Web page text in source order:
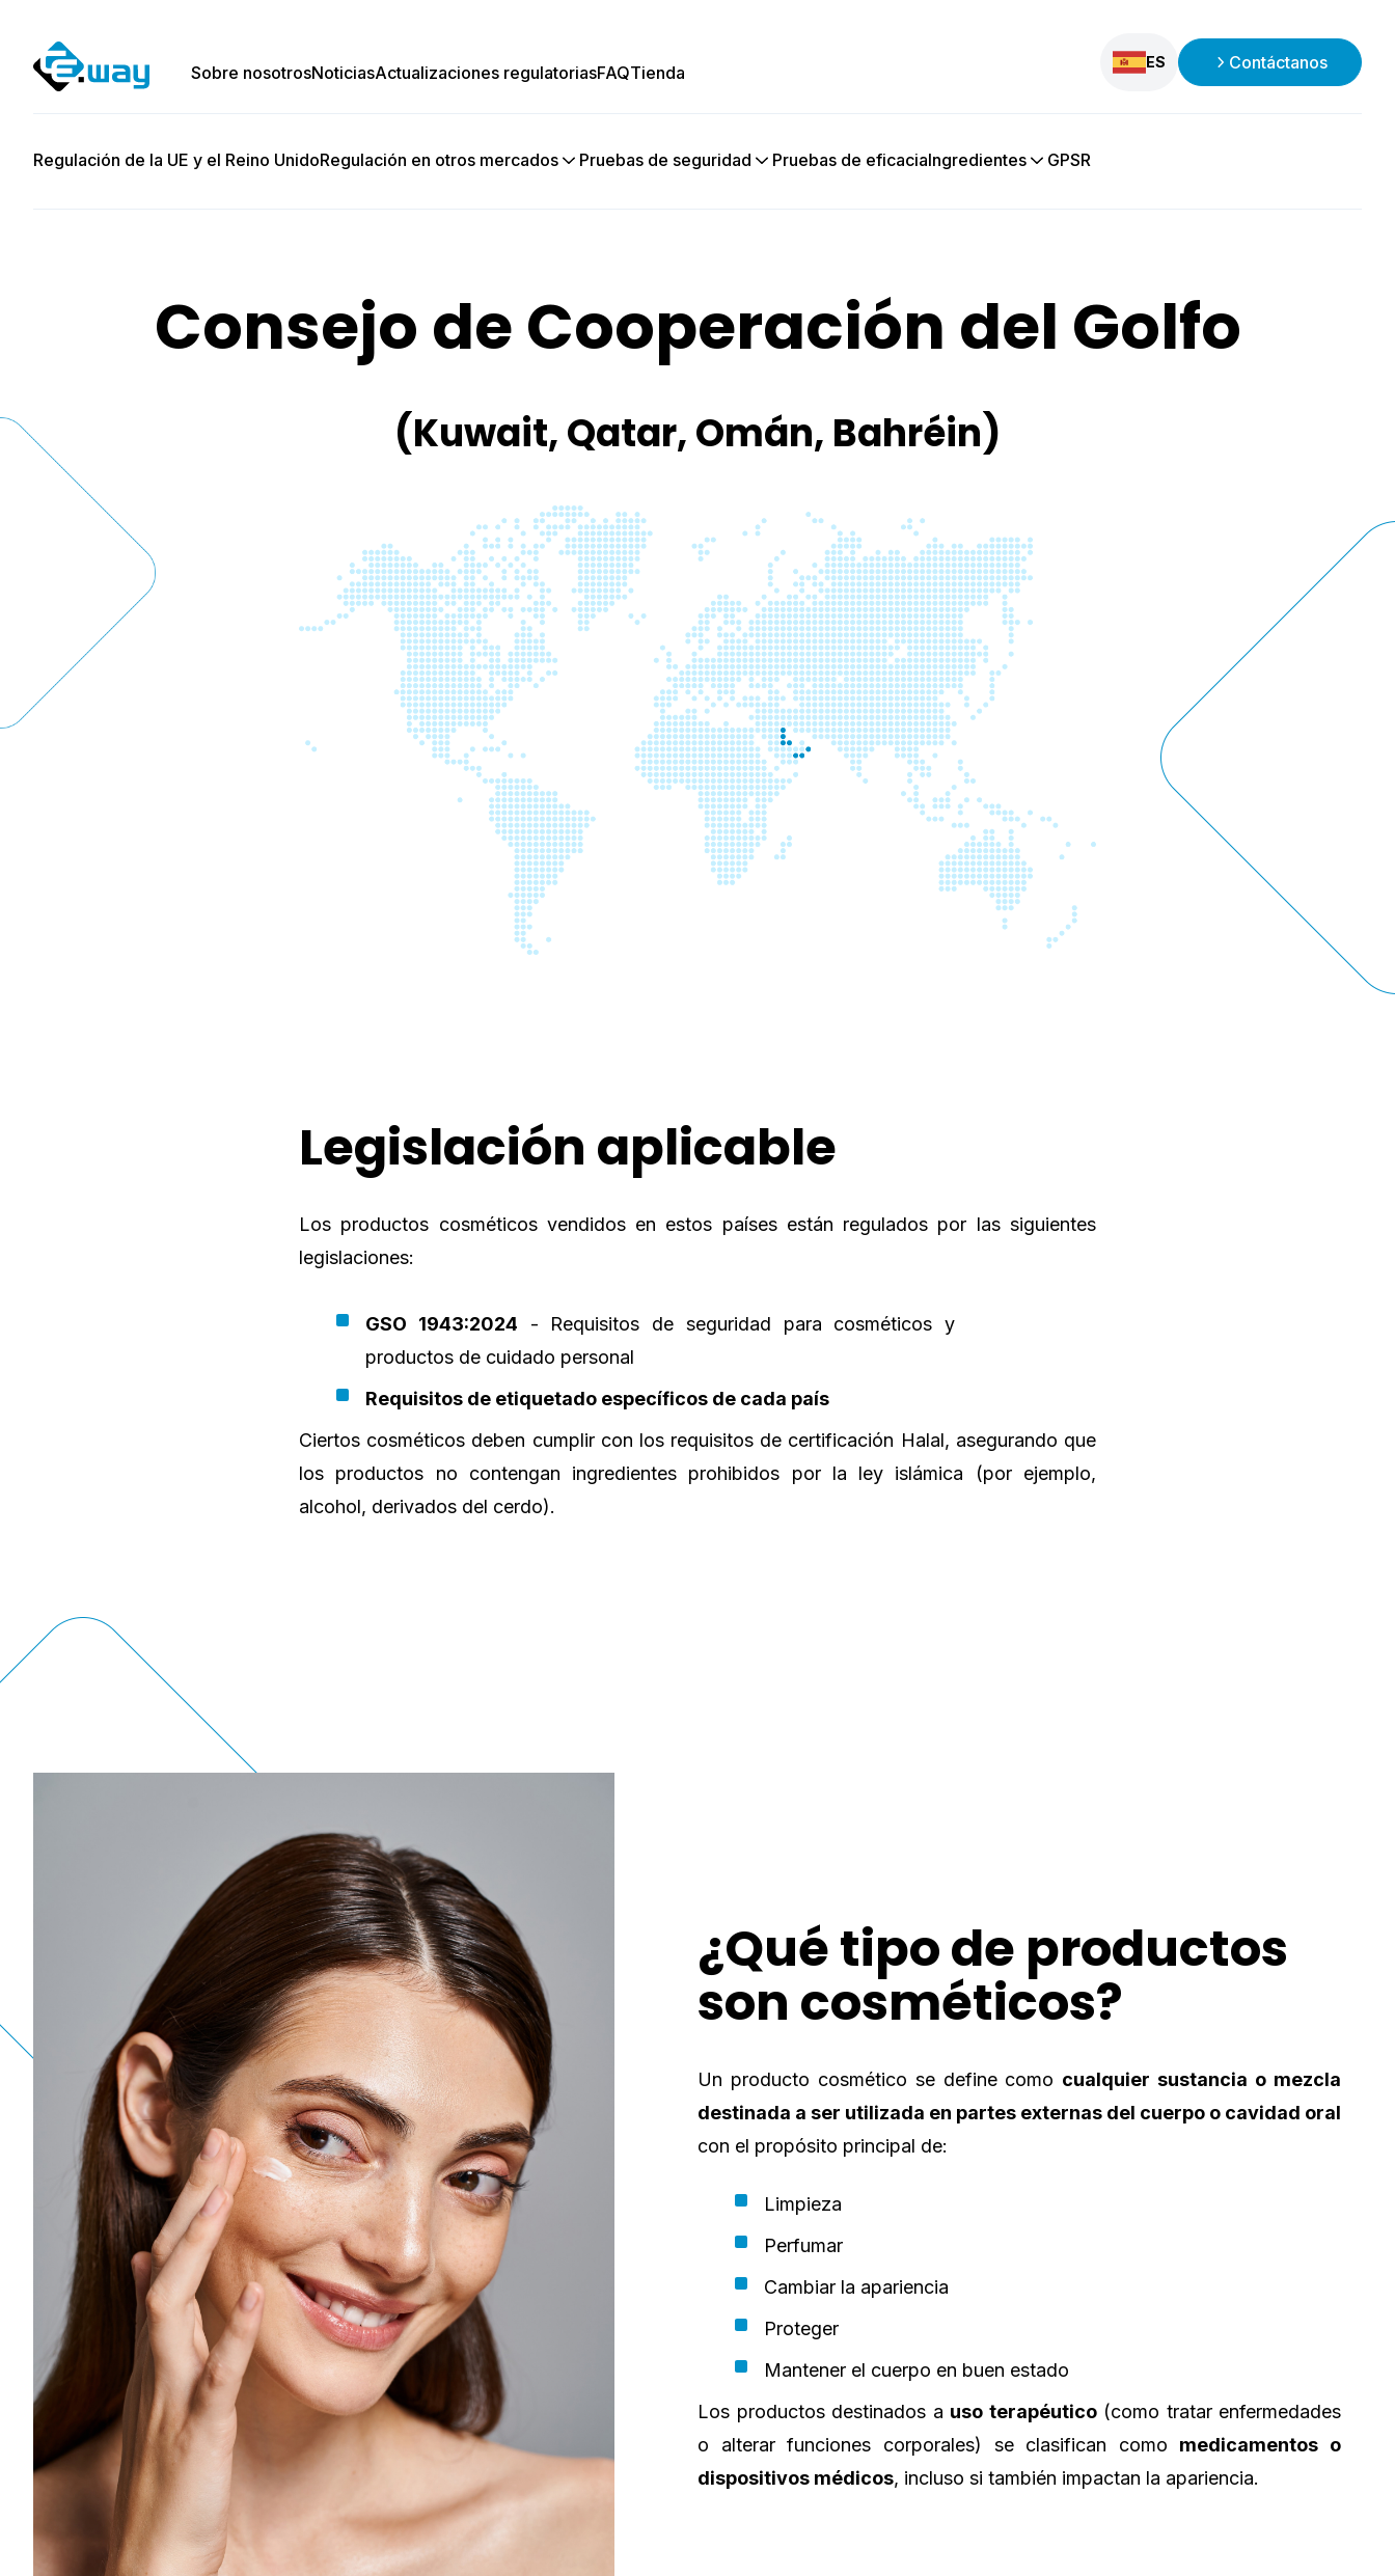
Sobre nosotrosNoticiasActualizaciones regulatoriasFAQTienda
ES Contáctanos
Regulación de la UE y el Reino UnidoRegulación en otros mercados Pruebas de seguridad Pruebas de eficaciaIngredientes GPSR
Consejo de Cooperación del Golfo
(Kuwait, Qatar, Omán, Bahréin)
Legislación aplicable
Los productos cosméticos vendidos en estos países están regulados por las siguientes
legislaciones:
GSO 1943:2024 - Requisitos de seguridad para cosméticos y
productos de cuidado personal
Requisitos de etiquetado específicos de cada país
Ciertos cosméticos deben cumplir con los requisitos de certificación Halal, asegurando que
los productos no contengan ingredientes prohibidos por la ley islámica (por ejemplo,
alcohol, derivados del cerdo).
¿Qué tipo de productos
son cosméticos?
Un producto cosmético se define como cualquier sustancia o mezcla
destinada a ser utilizada en partes externas del cuerpo o cavidad oral
con el propósito principal de:
Limpieza
Perfumar
Cambiar la apariencia
Proteger
Mantener el cuerpo en buen estado
Los productos destinados a uso terapéutico(como tratar enfermedades
o alterar funciones corporales) se clasifican como medicamentos o
dispositivos médicos, incluso si también impactan la apariencia.